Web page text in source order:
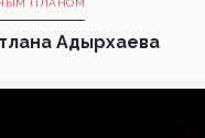
ПЛАНОМ
Адырхаева